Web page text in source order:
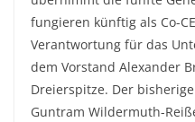
fungieren künftig als Co-
Verantwortung für das
dem Vorstand Alexander
Dreierspitze. Der
Guntram Wildermuth-